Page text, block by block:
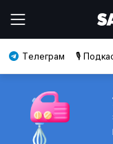
Телеграм 🎙️